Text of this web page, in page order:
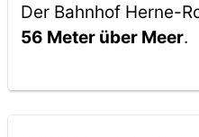
Der Bahnhof Herne-
56 Meter über Meer.